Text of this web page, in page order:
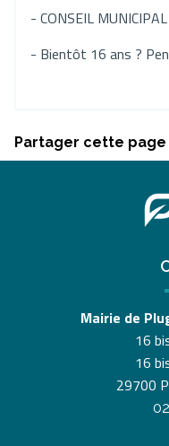
- CONSEIL
- Bientôt 16 ans ?
Partager cette page
Mairie de
16
16
29700